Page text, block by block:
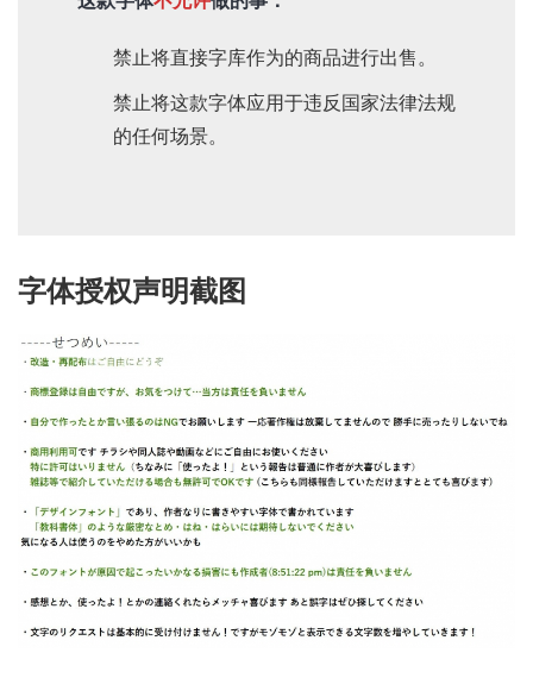
禁止将直接字库作为的商品进行出售。
禁止将这款字体应用于违反国家法律法规
的任何场景。
字体授权声明截图